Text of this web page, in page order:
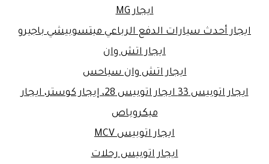
ايجار MG
ايجار أحدث سيارات الدفع الرباعي ميتسوبيشي باجيرو
ايجار اتش وان
ايجار اتش وان سياحس
ايجار اتوبيس 33 ايجار اتوبيس 28، إيجار كوستر، ايجار
ميكروباص
ايجار اتوبيس MCV
ايجار اتوبيس رحلات